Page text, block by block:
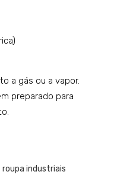
a gás ou a vapor.
preparado para
roupa industriais